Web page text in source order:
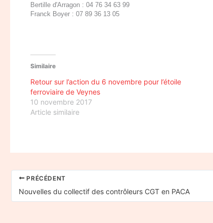
Bertille d'Arragon : 04 76 34 63 99
Franck Boyer : 07 89 36 13 05
Similaire
Retour sur l’action du 6 novembre pour l’étoile
ferroviaire de Veynes
10 novembre 2017
Article similaire
PRÉCÉDENT
Nouvelles du collectif des contrôleurs CGT en PACA